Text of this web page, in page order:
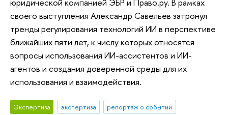
юридической компанией ЭБР и Право.ру. В рамках
своего выступления Александр Савельев затронул
тренды регулирования технологий ИИ в перспективе
ближайших пяти лет, к числу которых относятся
вопросы использования ИИ-ассистентов и ИИ-
агентов и создания доверенной среды для их
использования и взаимодействия.
Экспертиза экспертиза
репортаж о событии